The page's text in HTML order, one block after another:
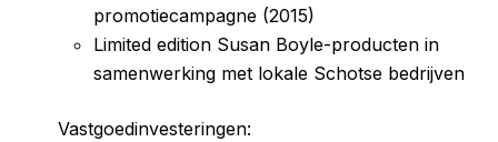
promotiecampagne (2015)
Limited edition Susan Boyle-producten in
samenwerking met lokale Schotse bedrijven
Vastgoedinvesteringen: